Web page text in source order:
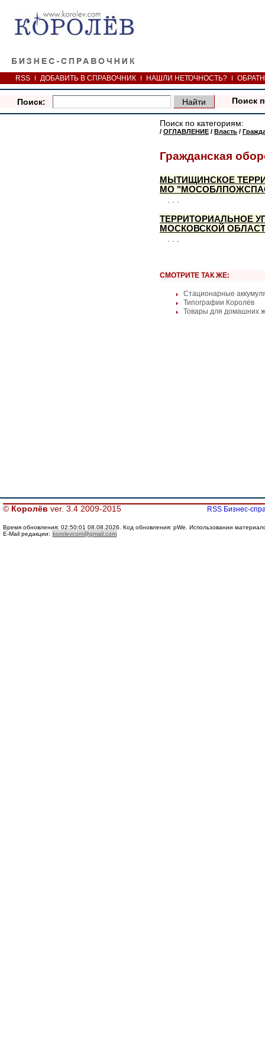
RSS ДОБАВИТЬ В СПРАВОЧНИК НАШЛИ НЕТОЧНОСТЬ?
Поиск: Поиск
Поиск по категориям:
/ ОГЛАВЛЕНИЕ / Власть /
Гражданская
МЫТИЩИНСКОЕ
МО
. . .
ТЕРРИТОРИАЛЬНОЕ
МОСКОВСКОЙ
. . .
СМОТРИТЕ ТАК ЖЕ:
Стационарные
Типографии Королёв
Товары для домашних
© Королёв ver. 3.4 2009-2015 RSS Бизнес-
Время обновления: 02:50:01 08.08.2026. Код обновления: pWe. Использовании
E-Mail редакции: korolevcom@gmail.com